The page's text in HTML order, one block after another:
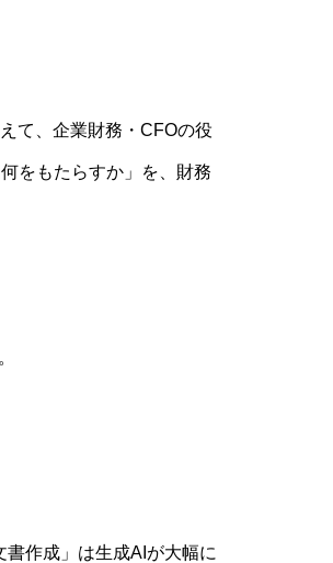
て、企業財務・CFOの役
をもたらすか」を、財務
作成」は生成AIが大幅に